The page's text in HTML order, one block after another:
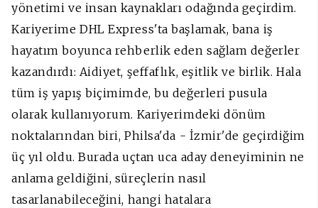
yönetimi ve insan kaynakları odağında geçirdim.
Kariyerime DHL Express'ta başlamak, bana iş
hayatım boyunca rehberlik eden sağlam değerler
kazandırdı: Aidiyet, şeffaflık, eşitlik ve birlik. Hala
tüm iş yapış biçimimde, bu değerleri pusula
olarak kullanıyorum. Kariyerimdeki dönüm
noktalarından biri, Philsa'da - İzmir'de geçirdiğim
üç yıl oldu. Burada uçtan uca aday deneyiminin ne
anlama geldiğini, süreçlerin nasıl
tasarlanabileceğini, hangi hatalara